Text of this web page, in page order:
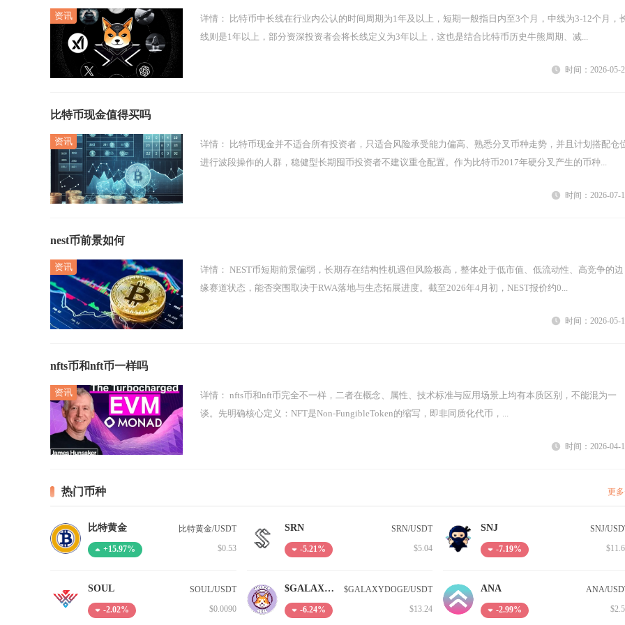
详情：
线则是1年以上，部分资深投资者会将长线定义为3年以上，这也是结合比特币历史牛熊周期、减...
时间：2026-05-
比特币现金值得买吗
详情：
进行波段操作的人群，稳健型长期囤币投资者不建议重仓配置。作为比特币2017年硬分叉产生的币种...
时间：2026-07-
nest币前景如何
详情：
缘赛道状态，能否突围取决于RWA落地与生态拓展进度。截至2026年4月初，NEST报价约0...
时间：2026-05-
nfts币和nft币一样吗
详情：
谈。先明确核心定义：NFT是Non-FungibleToken的缩写，即非同质化代币，...
时间：2026-04-
热门币种 更
比特黄金
+15.97%
比特黄金/USDT
$0.53
SRN
-5.21%
SRN/USDT
$5.04
SNJ
-7.19%
SNJ/
SOUL
-2.02%
SOUL/USDT
$0.0090
$GALAXYDOGE
-6.24%
$GALAXYDOGE/USDT
$13.24
ANA
-2.99%
ANA/